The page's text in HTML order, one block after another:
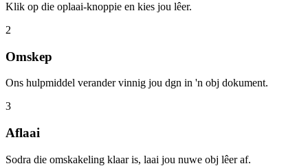
Klik op die oplaai-knoppie en kies jou lêer.
2
Omskep
Ons hulpmiddel verander vinnig jou dgn in 'n obj dokument.
3
Aflaai
Sodra die omskakeling klaar is, laai jou nuwe obj lêer af.